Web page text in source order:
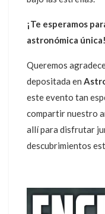
¡Te esperamos
astronómica única!
Queremos
depositada en
este evento tan
compartir nuestro
allí para disfrutar
descubrimientos